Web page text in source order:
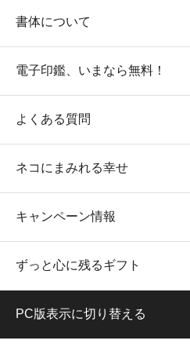
書体について
電子印鑑、いまなら無料！
よくある質問
ネコにまみれる幸せ
キャンペーン情報
ずっと心に残るギフト
PC版表示に切り替える